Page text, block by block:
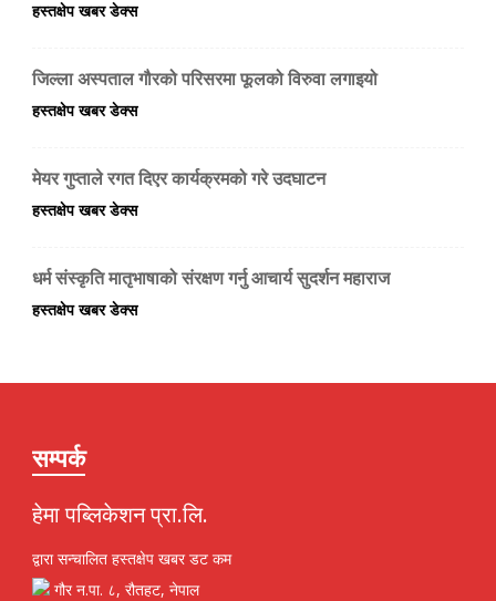
हस्तक्षेप खबर डेक्स
जिल्ला अस्पताल गौरको परिसरमा फूलको विरुवा लगाइयो
हस्तक्षेप खबर डेक्स
मेयर गुप्ताले रगत दिएर कार्यक्रमको गरे उदघाटन
हस्तक्षेप खबर डेक्स
धर्म संस्कृति मातृभाषाको संरक्षण गर्नु आचार्य सुदर्शन महाराज
हस्तक्षेप खबर डेक्स
सम्पर्क
हेमा पब्लिकेशन प्रा.लि.
द्वारा सन्चालित हस्तक्षेप खबर डट कम
गौर न.पा. ८, रौतहट, नेपाल